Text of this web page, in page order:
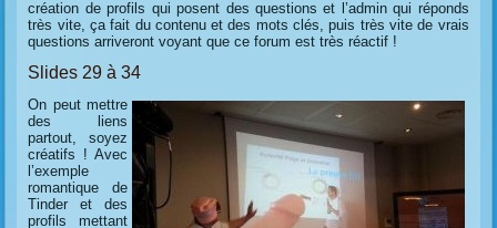
création de profils qui posent des questions et l’admin qui réponds
très vite, ça fait du contenu et des mots clés, puis très vite de vrais
questions arriveront voyant que ce forum est très réactif !
Slides 29 à 34
On peut mettre
des liens
partout, soyez
créatifs ! Avec
l’exemple
romantique de
Tinder et des
profils mettant